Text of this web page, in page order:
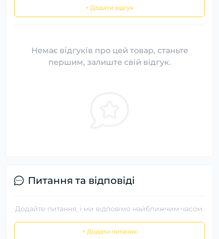
+ Додати відгук
Немає відгуків про цей товар, станьте
першим, залиште свій відгук.
Питання та відповіді
Додайте питання, і ми відповімо найближчим часом.
+ Додати питання